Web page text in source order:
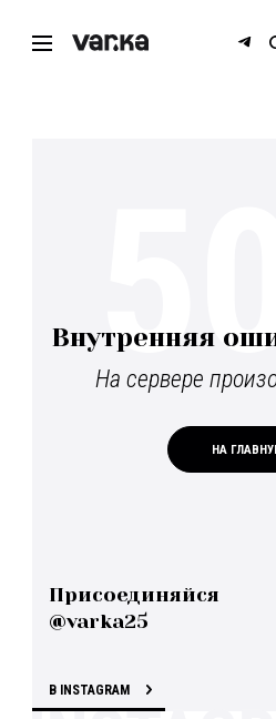
Внутренняя
На сервере
НА
Присоединяйся
@varka25
В INSTAGRAM